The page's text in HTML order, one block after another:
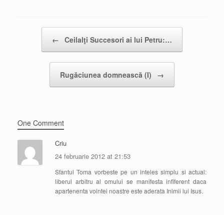
← Ceilalţi Succesori ai lui Petru:…
Rugăciunea domnească (I) →
One Comment
Criu
24 februarie 2012 at 21:53
Sfantul Toma vorbeste pe un inteles simplu si actual:
liberul arbitru al omului se manifesta infiferent daca
apartenenta vointei noastre este aderata Inimii lui Isus.